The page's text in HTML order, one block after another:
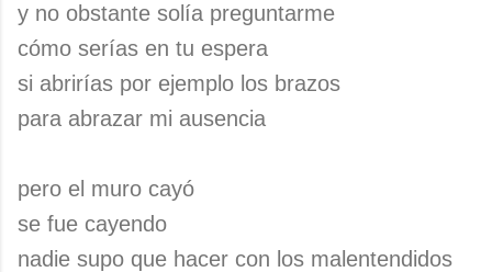
y no obstante solía preguntarme
cómo serías en tu espera
si abrirías por ejemplo los brazos
para abrazar mi ausencia
pero el muro cayó
se fue cayendo
nadie supo que hacer con los malentendidos